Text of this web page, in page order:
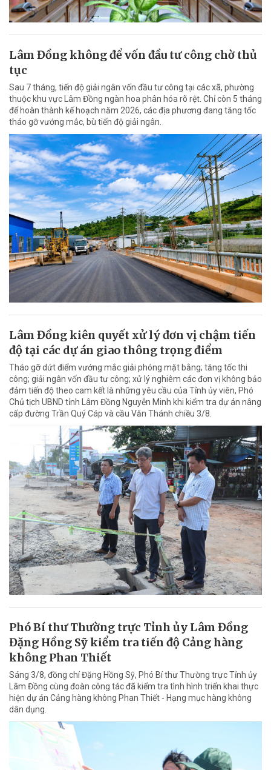
Lâm Đồng không để vốn đầu tư công chờ thủ
tục
Sau 7 tháng, tiến độ giải ngân vốn đầu tư công tại các xã, phường
thuộc khu vực Lâm Đồng ngàn hoa phân hóa rõ rệt. Chỉ còn 5 tháng
để hoàn thành kế hoạch năm 2026, các địa phương đang tăng tốc
tháo gỡ vướng mắc, bù tiến độ giải ngân.
Lâm Đồng kiên quyết xử lý đơn vị chậm tiến
độ tại các dự án giao thông trọng điểm
Tháo gỡ dứt điểm vướng mắc giải phóng mặt bằng; tăng tốc thi
công; giải ngân vốn đầu tư công; xử lý nghiêm các đơn vị không bảo
đảm tiến độ theo cam kết là những yêu cầu của Tỉnh ủy viên, Phó
Chủ tịch UBND tỉnh Lâm Đồng Nguyễn Minh khi kiểm tra dự án nâng
cấp đường Trần Quý Cáp và cầu Văn Thánh chiều 3/8.
Phó Bí thư Thường trực Tỉnh ủy Lâm Đồng
Đặng Hồng Sỹ kiểm tra tiến độ Cảng hàng
không Phan Thiết
Sáng 3/8, đồng chí Đặng Hồng Sỹ, Phó Bí thư Thường trực Tỉnh ủy
Lâm Đồng cùng đoàn công tác đã kiểm tra tình hình triển khai thực
hiện dự án Cảng hàng không Phan Thiết - Hạng mục hàng không
dân dụng.